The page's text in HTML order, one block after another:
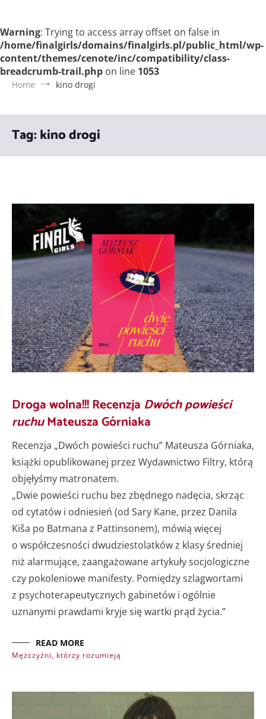
Warning: Trying to access array offset on false in
/home/finalgirls/domains/finalgirls.pl/public_html/wp-
content/themes/cenote/inc/compatibility/class-
breadcrumb-trail.php on line 1053
Home kino drogi
Tag:kino drogi
Droga wolna!!! Recenzja Dwóch powieści
ruchuMateusza Górniaka
Recenzja „Dwóch powieści ruchu” Mateusza Górniaka,
książki opublikowanej przez Wydawnictwo Filtry, którą
objęłyśmy matronatem.
„Dwie powieści ruchu bez zbędnego nadęcia, skrząc
od cytatów i odniesień (od Sary Kane, przez Danila
Kiša po Batmana z Pattinsonem), mówią więcej
o współczesności dwudziestolatków z klasy średniej
niż alarmujące, zaangażowane artykuły socjologiczne
czy pokoleniowe manifesty. Pomiędzy szlagwortami
z psychoterapeutycznych gabinetów i ogólnie
uznanymi prawdami kryje się wartki prąd życia.”
READ MORE
Mężczyźni, którzy rozumieją